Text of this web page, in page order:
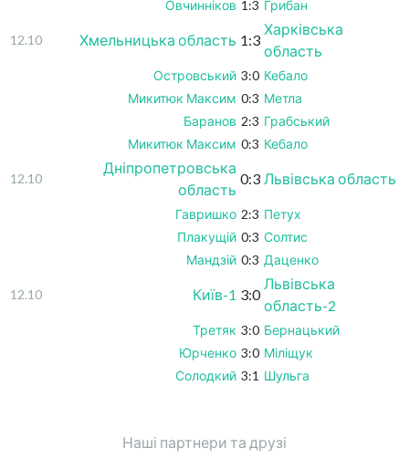
Овчинніков 1:3 Грибан
12.10 Хмельницька область 1:3
Харківська
область
Островський 3:0 Кебало
Микитюк Максим 0:3 Метла
Баранов 2:3 Грабський
Микитюк Максим 0:3 Кебало
12.10
Дніпропетровська
область
0:3 Львівська область
Гавришко 2:3 Петух
Плакущій 0:3 Солтис
Мандзій 0:3 Даценко
12.10 Київ-1 3:0
Львівська
область-2
Третяк 3:0 Бернацький
Юрченко 3:0 Міліщук
Солодкий 3:1 Шульга
Наші партнери та друзі